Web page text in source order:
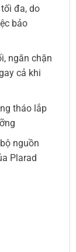
đa, do
bảo
ngăn chặn
cả khi
tháo lắp
nguồn
Plarad